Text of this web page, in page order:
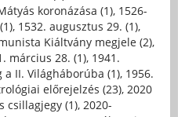
koronázása (1), 1526-
, 1532. augusztus 29. (1),
Kiáltvány megjele (2),
március 28. (1), 1941.
a II. Világháborúba (1), 1956.
előrejelzés (23), 2020
csillagjegy (1), 2020-